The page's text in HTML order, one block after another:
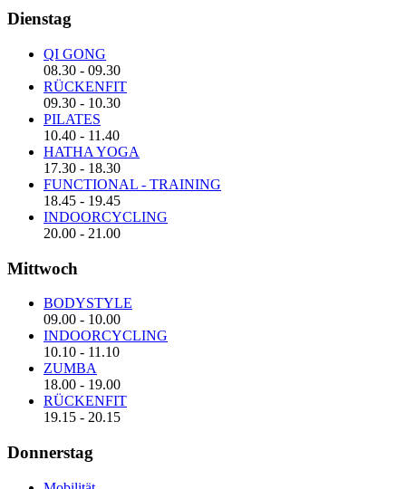
Dienstag
QI GONG
08.30 - 09.30
RÜCKENFIT
09.30 - 10.30
PILATES
10.40 - 11.40
HATHA YOGA
17.30 - 18.30
FUNCTIONAL - TRAINING
18.45 - 19.45
INDOORCYCLING
20.00 - 21.00
Mittwoch
BODYSTYLE
09.00 - 10.00
INDOORCYCLING
10.10 - 11.10
ZUMBA
18.00 - 19.00
RÜCKENFIT
19.15 - 20.15
Donnerstag